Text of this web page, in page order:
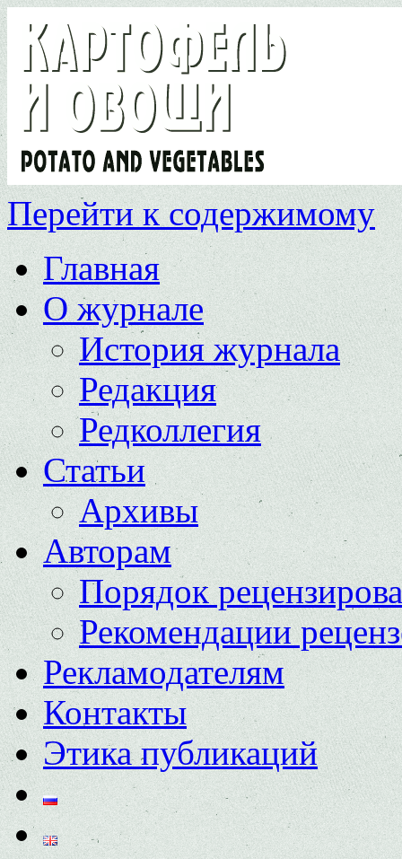
Перейти к содержимому
Главная
О журнале
История журнала
Редакция
Редколлегия
Статьи
Архивы
Авторам
Порядок
Рекомендации
Рекламодателям
Контакты
Этика публикаций